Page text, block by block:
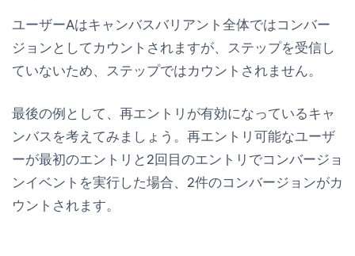
ユーザーAはキャンバスバリアント全体ではコンバー
ジョンとしてカウントされますが、ステップを受信し
ていないため、ステップではカウントされません。
最後の例として、再エントリが有効になっているキャ
ンバスを考えてみましょう。再エントリ可能なユーザ
ーが最初のエントリと2回目のエントリでコンバージョ
ンイベントを実行した場合、2件のコンバージョンがカ
ウントされます。